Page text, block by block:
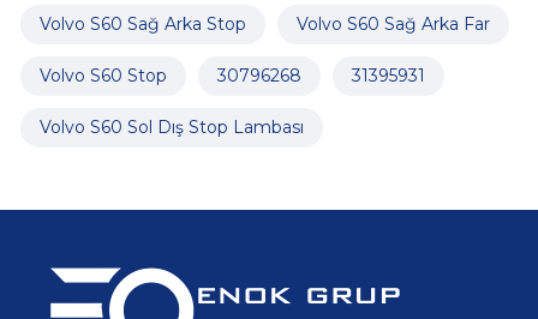
Volvo S60 Sağ Arka Stop Volvo S60 Sağ Arka Far
Volvo S60 Stop 30796268 31395931
Volvo S60 Sol Dış Stop Lambası